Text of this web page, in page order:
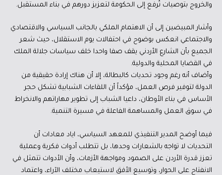
والخروج بتوصيات تُرفع إلى الحكومة لتعزيز دورهم في بناء المستقبل.
وأشار المبيضين إلى أن الاهتمام الملكي بالجانب السياسي والاقتصادي
والاجتماعي انعكس بوضوح في احتفالات يوم الاستقلال، حيث شعر
الجميع بأن الشارع الأردني يقف صفا واحدا خلف سياسات جلالة الملك
في القضايا المحلية والدولية.
وأضاف أنه رغم وجود تحديات كالبطالة، إلا أن هناك إرادة حقيقية من
الدولة لتوفير فرص العمل، مؤكداً أن اللقاءات الشبابية تشكل حجر
الأساس في بناء الأوطان، داعيا الشباب إلى تطوير مهاراتهم والانخراط
في سوق العمل والمساهمة الفاعلة في مسيرة التنمية.
فيما أوضح المدير التنفيذي للمعهد السياسي، اياد معادات أن
التحديات لا تواجه بالشعارات وحدها، بل تتطلب أدوات فكرية وعملية
تعزز قدرة الأردن على الصمود ومواجهة الأزمات، وأن الأدوات تتمثل في
الانفتاح على الحوار، وتوسيع الأفق لاستيعاب مختلف الآراء، واعتماد